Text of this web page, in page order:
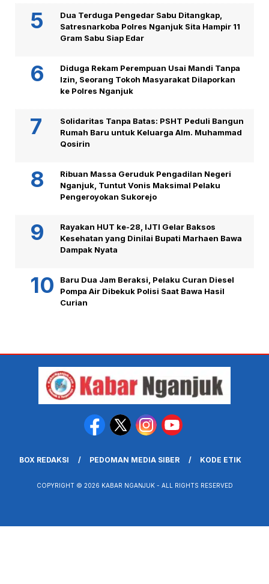
Dua Terduga Pengedar Sabu Ditangkap,
Satresnarkoba Polres Nganjuk Sita Hampir 11
Gram Sabu Siap Edar
Diduga Rekam Perempuan Usai Mandi Tanpa
Izin, Seorang Tokoh Masyarakat Dilaporkan
ke Polres Nganjuk
Solidaritas Tanpa Batas: PSHT Peduli Bangun
Rumah Baru untuk Keluarga Alm. Muhammad
Qosirin
Ribuan Massa Geruduk Pengadilan Negeri
Nganjuk, Tuntut Vonis Maksimal Pelaku
Pengeroyokan Sukorejo
Rayakan HUT ke-28, IJTI Gelar Baksos
Kesehatan yang Dinilai Bupati Marhaen Bawa
Dampak Nyata
Baru Dua Jam Beraksi, Pelaku Curan Diesel
Pompa Air Dibekuk Polisi Saat Bawa Hasil
Curian
BOX REDAKSI PEDOMAN MEDIA SIBER KODE ETIK
COPYRIGHT © 2026 KABAR NGANJUK - ALL RIGHTS RESERVED